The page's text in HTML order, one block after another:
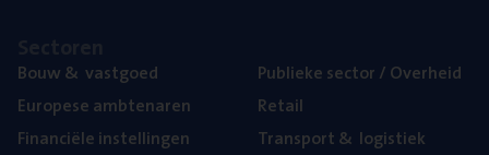
Bouw& vastgoed
Euro­pe­se ambtenaren
Finan­ci­ë­le instellingen
Publie­ke sec­tor / Overheid
Retail
Trans­port& logistiek